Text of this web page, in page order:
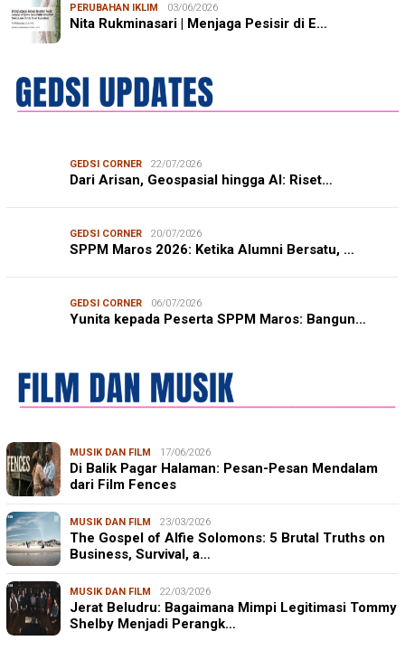
PERUBAHAN IKLIM 03/06/2026
Nita Rukminasari | Menjaga Pesisir di E…
GEDSI CORNER 22/07/2026
Dari Arisan, Geospasial hingga AI: Riset…
GEDSI CORNER 20/07/2026
SPPM Maros 2026: Ketika Alumni Bersatu, …
GEDSI CORNER 06/07/2026
Yunita kepada Peserta SPPM Maros: Bangun…
MUSIK DAN FILM 17/06/2026
Di Balik Pagar Halaman: Pesan-Pesan Mendalam
dari Film Fences
MUSIK DAN FILM 23/03/2026
The Gospel of Alfie Solomons: 5 Brutal Truths on
Business, Survival, a…
MUSIK DAN FILM 22/03/2026
Jerat Beludru: Bagaimana Mimpi Legitimasi Tommy
Shelby Menjadi Perangk…